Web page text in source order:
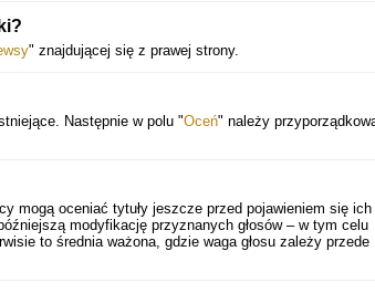
" znajdującej się z prawej strony.
Następnie w polu "Oceń" należy
mogą oceniać tytuły jeszcze przed pojawieniem się ich
modyfikację przyznanych głosów – w tym celu
to średnia ważona, gdzie waga głosu zależy przede